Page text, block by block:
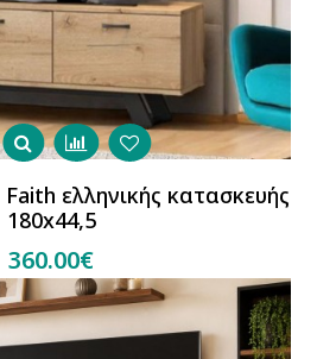
ελληνικής κατασκευής
180x44,5
360.00€